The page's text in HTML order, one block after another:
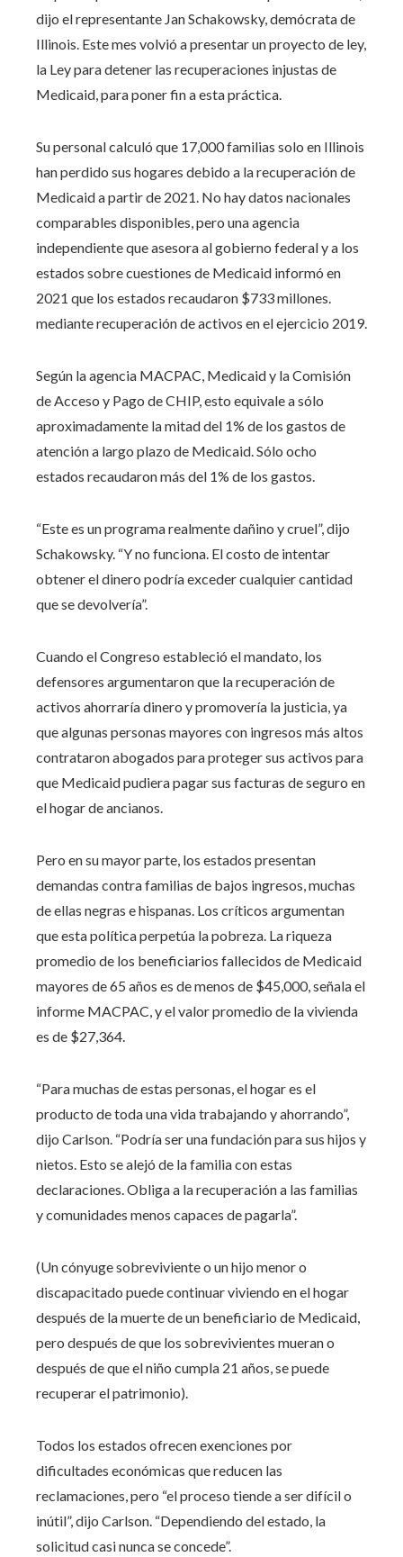
dijo el representante Jan Schakowsky, demócrata de
Illinois. Este mes volvió a presentar un proyecto de ley,
la Ley para detener las recuperaciones injustas de
Medicaid, para poner fin a esta práctica.
Su personal calculó que 17,000 familias solo en Illinois
han perdido sus hogares debido a la recuperación de
Medicaid a partir de 2021. No hay datos nacionales
comparables disponibles, pero una agencia
independiente que asesora al gobierno federal y a los
estados sobre cuestiones de Medicaid informó en
2021 que los estados recaudaron $733 millones.
mediante recuperación de activos en el ejercicio 2019.
Según la agencia MACPAC, Medicaid y la Comisión
de Acceso y Pago de CHIP, esto equivale a sólo
aproximadamente la mitad del 1% de los gastos de
atención a largo plazo de Medicaid. Sólo ocho
estados recaudaron más del 1% de los gastos.
“Este es un programa realmente dañino y cruel”, dijo
Schakowsky. “Y no funciona. El costo de intentar
obtener el dinero podría exceder cualquier cantidad
que se devolvería”.
Cuando el Congreso estableció el mandato, los
defensores argumentaron que la recuperación de
activos ahorraría dinero y promovería la justicia, ya
que algunas personas mayores con ingresos más altos
contrataron abogados para proteger sus activos para
que Medicaid pudiera pagar sus facturas de seguro en
el hogar de ancianos.
Pero en su mayor parte, los estados presentan
demandas contra familias de bajos ingresos, muchas
de ellas negras e hispanas. Los críticos argumentan
que esta política perpetúa la pobreza. La riqueza
promedio de los beneficiarios fallecidos de Medicaid
mayores de 65 años es de menos de $45,000, señala el
informe MACPAC, y el valor promedio de la vivienda
es de $27,364.
“Para muchas de estas personas, el hogar es el
producto de toda una vida trabajando y ahorrando”,
dijo Carlson. “Podría ser una fundación para sus hijos y
nietos. Esto se alejó de la familia con estas
declaraciones. Obliga a la recuperación a las familias
y comunidades menos capaces de pagarla”.
(Un cónyuge sobreviviente o un hijo menor o
discapacitado puede continuar viviendo en el hogar
después de la muerte de un beneficiario de Medicaid,
pero después de que los sobrevivientes mueran o
después de que el niño cumpla 21 años, se puede
recuperar el patrimonio).
Todos los estados ofrecen exenciones por
dificultades económicas que reducen las
reclamaciones, pero “el proceso tiende a ser difícil o
inútil”, dijo Carlson. “Dependiendo del estado, la
solicitud casi nunca se concede”.